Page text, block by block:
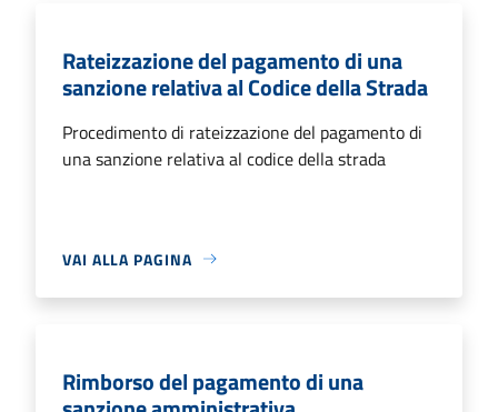
Rateizzazione del pagamento di una
sanzione relativa al Codice della Strada
Procedimento di rateizzazione del pagamento di
una sanzione relativa al codice della strada
VAI ALLA PAGINA
Rimborso del pagamento di una